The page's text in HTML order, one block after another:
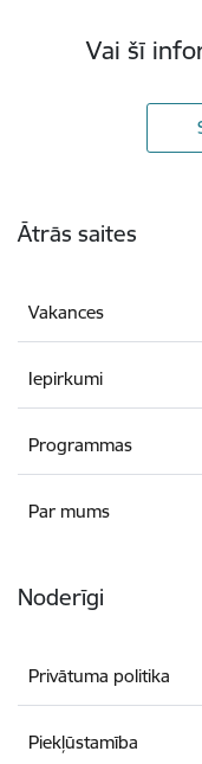
Vai šī
Ātrās saites
Vakances
Iepirkumi
Programmas
Par mums
Noderīgi
Privātuma politika
Piekļūstamība